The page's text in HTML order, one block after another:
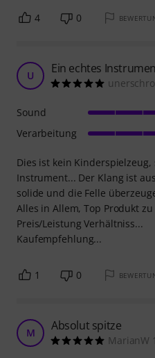
4 0
U Ein echtes
Dies ist kein
Instrument... Der Klang ist
solide und die Felle
Alles in Allem, Top Produkt
Preis/Leistung Verhältniss...
Kaufempfehlung...
Sound
Verarbeitung
1 0
M Absolut spitze
MarianW